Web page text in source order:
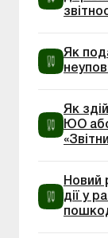
Як
Як
ЮО або
Новий
дії у